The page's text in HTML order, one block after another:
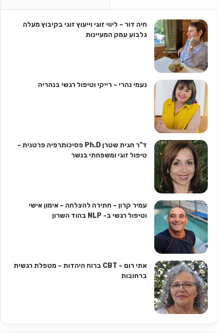
חיה דור – ליווי זוגי וייעוץ זוגי בקיבוץ מעלה
גלבוע עמק המעיינות
נעמי נהרי – רייקי וטיפול רגשי בנהריה
ד"ר חגית שטרן Ph.D פסיכותרפיה פרטנית –
טיפול זוגי ומשפחתי בנשר
עמיר קרון – חתירה להצלחה – אימון אישי
וטיפול רגשי ב- NLP בהוד השרון
אתי רום – CBT ברוח היהדות – מטפלת רגשית
ברחובות